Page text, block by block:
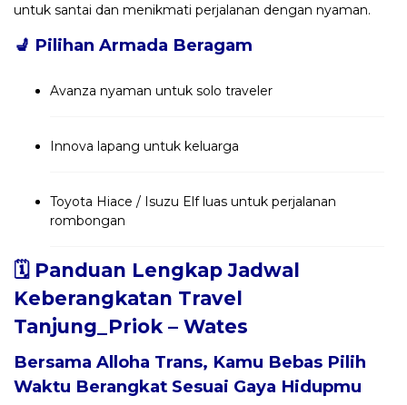
untuk santai dan menikmati perjalanan dengan nyaman.
💺 Pilihan Armada Beragam
Avanza nyaman untuk solo traveler
Innova lapang untuk keluarga
Toyota Hiace / Isuzu Elf luas untuk perjalanan
rombongan
🗓️ Panduan Lengkap Jadwal
Keberangkatan Travel
Tanjung_Priok – Wates
Bersama Alloha Trans, Kamu Bebas Pilih
Waktu Berangkat Sesuai Gaya Hidupmu